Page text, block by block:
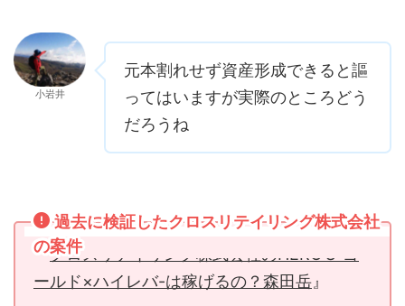
小岩井
元本割れせず資産形成できると謳
ってはいますが実際のところどう
だろうね
過去に検証したクロスリテイリング株式会社
の案件
『クロスリテイリング株式会社のHERO’S-ゴ
ールド×ハイレバ-は稼げるの？森田岳 』